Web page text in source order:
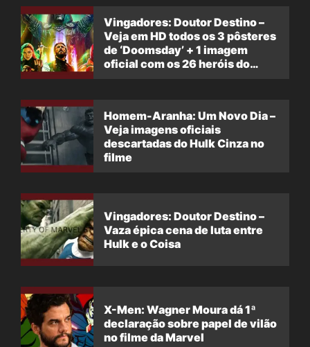
Vingadores: Doutor Destino –
Veja em HD todos os 3 pôsteres
de ‘Doomsday’ + 1 imagem
oficial com os 26 heróis do
Homem-Aranha: Um Novo Dia –
Veja imagens oficiais
descartadas do Hulk Cinza no
filme
Vingadores: Doutor Destino –
Vaza épica cena de luta entre
Hulk e o Coisa
X-Men: Wagner Moura dá 1ª
declaração sobre papel de vilão
no filme da Marvel